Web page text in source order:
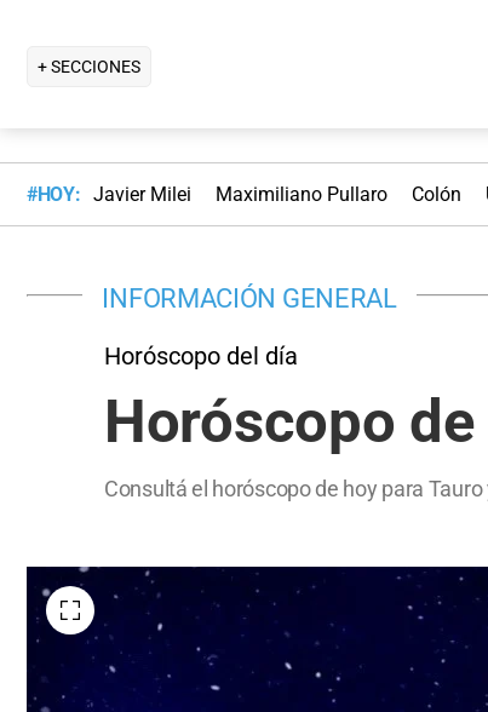
+ SECCIONES
#HOY: Javier Milei Maximiliano Pullaro Colón
INFORMACIÓN GENERAL
Horóscopo del día
Horóscopo
Consultá el horóscopo de hoy para